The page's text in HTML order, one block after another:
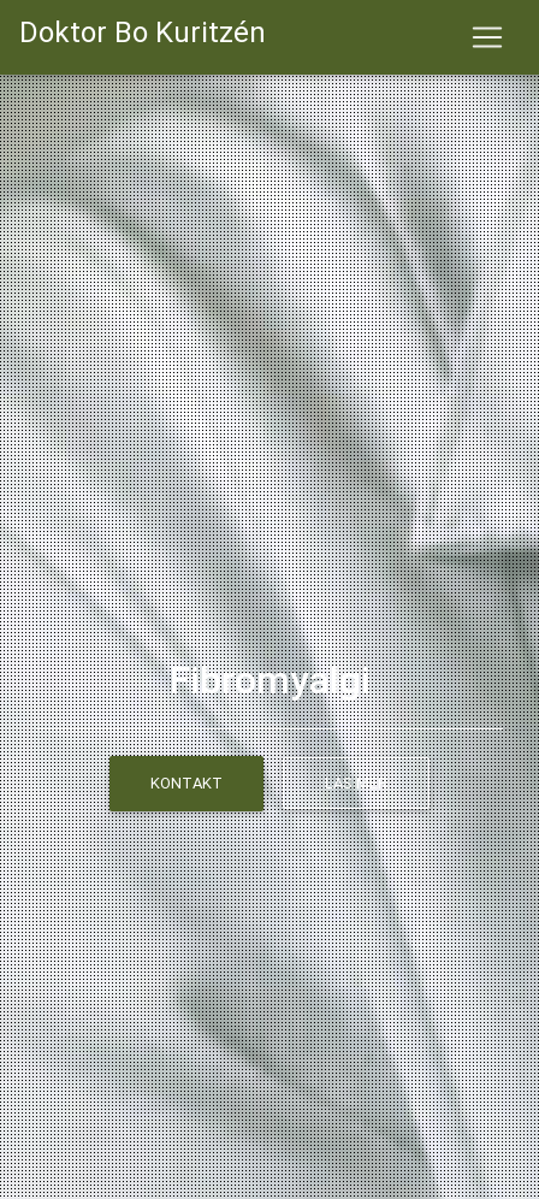
Doktor Bo Kuritzén
Fibromyalgi
KONTAKT LÄS MER